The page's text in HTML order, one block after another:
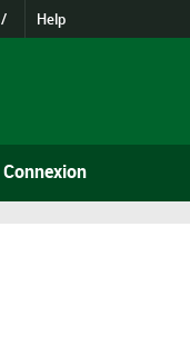
/ Help
Connexion